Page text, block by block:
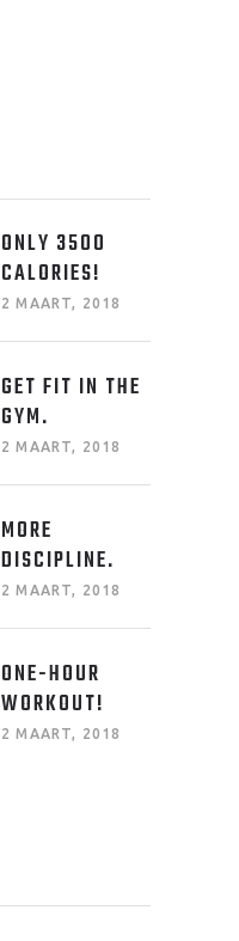
ONLY 3500
CALORIES!
2 MAART, 2018
GET FIT IN THE
GYM.
2 MAART, 2018
MORE
DISCIPLINE.
2 MAART, 2018
ONE-HOUR
WORKOUT!
2 MAART, 2018